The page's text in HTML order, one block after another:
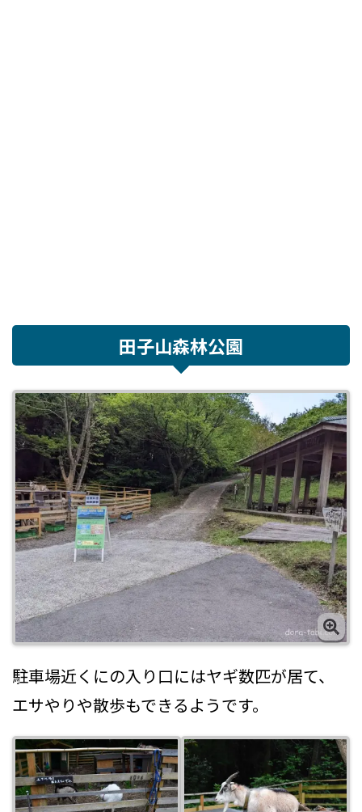
田子山森林公園
駐車場近くにの入り口にはヤギ数匹が居て、
エサやりや散歩もできるようです。